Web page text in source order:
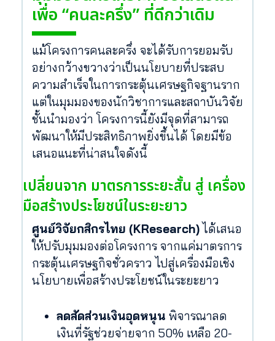
เพื่อ “คนละครึ่ง” ที่ดีกว่าเดิม
แม้โครงการคนละครึ่ง จะได้รับการยอมรับ
อย่างกว้างขวางว่าเป็นนโยบายที่ประสบ
ความสำเร็จในการกระตุ้นเศรษฐกิจฐานราก
แต่ในมุมมองของนักวิชาการและสถาบันวิจัย
ชั้นนำมองว่า โครงการนี้ยังมีจุดที่สามารถ
พัฒนาให้มีประสิทธิภาพยิ่งขึ้นได้ โดยมีข้อ
เสนอแนะที่น่าสนใจดังนี้
เปลี่ยนจาก มาตรการระยะสั้น สู่ เครื่อง
มือสร้างประโยชน์ในระยะยาว
ศูนย์วิจัยกสิกรไทย (KResearch) ได้เสนอ
ให้ปรับมุมมองต่อโครงการ จากแค่มาตรการ
กระตุ้นเศรษฐกิจชั่วคราว ไปสู่เครื่องมือเชิง
นโยบายเพื่อสร้างประโยชน์ในระยะยาว
ลดสัดส่วนเงินอุดหนุน พิจารณาลด
เงินที่รัฐช่วยจ่ายจาก 50% เหลือ 20-